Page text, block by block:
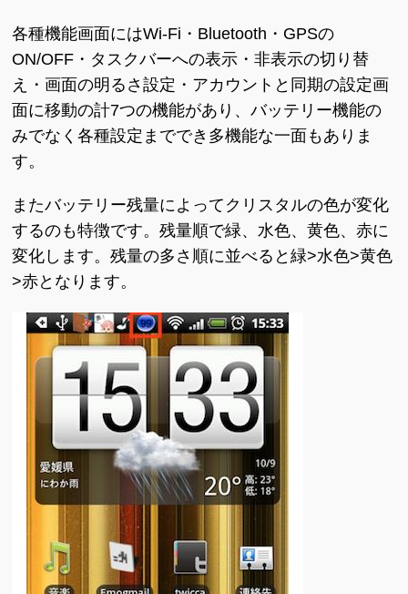
各種機能画面にはWi-Fi・Bluetooth・GPSの
ON/OFF・タスクバーへの表示・非表示の切り替
え・画面の明るさ設定・アカウントと同期の設定画
面に移動の計7つの機能があり、バッテリー機能の
みでなく各種設定まででき多機能な一面もありま
す。
またバッテリー残量によってクリスタルの色が変化
するのも特徴です。残量順で緑、水色、黄色、赤に
変化します。残量の多さ順に並べると緑>水色>黄色
>赤となります。